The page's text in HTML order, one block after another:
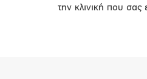
την κλινική που σας